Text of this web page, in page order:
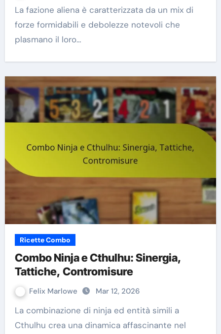
La fazione aliena è caratterizzata da un mix di
forze formidabili e debolezze notevoli che
plasmano il loro…
Ricette Combo
Combo Ninja e Cthulhu: Sinergia,
Tattiche, Contromisure
Felix Marlowe Mar 12, 2026
La combinazione di ninja ed entità simili a
Cthulhu crea una dinamica affascinante nel